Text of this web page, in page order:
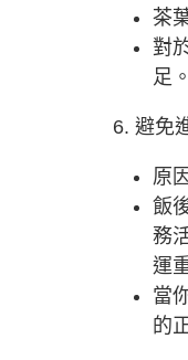
茶
對
足。
6. 避免
原
飯
務
運
當
的